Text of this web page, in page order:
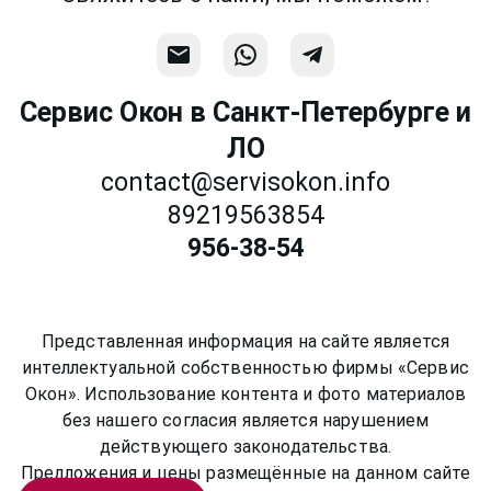
Сервис Окон в Санкт-Петербурге и
ЛО
contact@servisokon.info
89219563854
956-38-54
Представленная информация на сайте является
интеллектуальной собственностью фирмы «Сервис
Окон». Использование контента и фото материалов
без нашего согласия является нарушением
действующего законодательства.
Предложения и цены размещённые на данном сайте